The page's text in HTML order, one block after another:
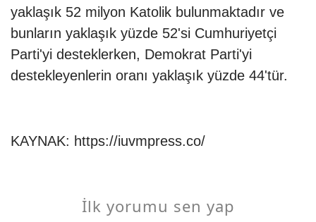
yaklaşık 52 milyon Katolik bulunmaktadır ve
bunların yaklaşık yüzde 52'si Cumhuriyetçi
Parti'yi desteklerken, Demokrat Parti'yi
destekleyenlerin oranı yaklaşık yüzde 44'tür.
KAYNAK: https://iuvmpress.co/
İlk yorumu sen yap